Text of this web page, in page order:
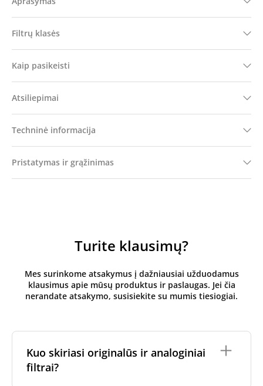
Filtrų klasės
Kaip pasikeisti
Atsiliepimai
Techninė informacija
Pristatymas ir grąžinimas
Turite klausimų?
Mes surinkome atsakymus į dažniausiai užduodamus
klausimus apie mūsų produktus ir paslaugas. Jei čia
nerandate atsakymo, susisiekite su mumis tiesiogiai.
Kuo skiriasi originalūs ir analoginiai
filtrai?